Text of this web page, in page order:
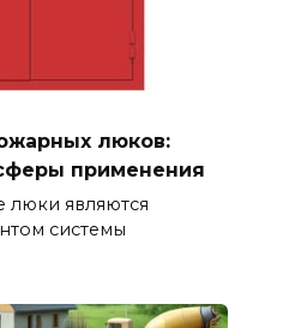
люков:
применения
являются
системы